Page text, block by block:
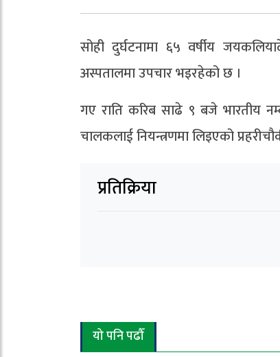
सोही दुर्घटनामा ६५ वर्षीय
अस्पतालमा उपचार भइरहेको छ ।
गए राति करिब साढे ९ बजे भारतीय
चालकलाई नियन्त्रणमा लिइएको
प्रतिक्रिया
यो पनि पढौँ